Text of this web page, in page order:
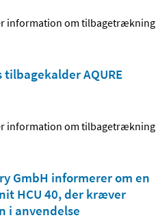
information om tilbagetrækning
AQURE
information om tilbagetrækning
GmbH informerer om en
HCU 40, der kræver
i anvendelse